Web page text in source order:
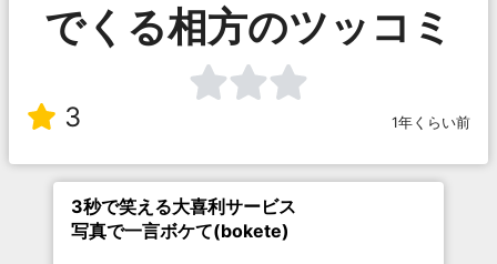
でくる相方のツッコミ
3 1年くらい前
3秒で笑える大喜利サービス
写真で一言ボケて(bokete)